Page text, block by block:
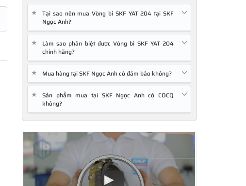
★
Tại sao nên mua Vòng bi SKF YAT 204 tại SKF
Ngọc Anh?
★
Làm sao phân biệt được Vòng bi SKF YAT 204
chính hãng?
★ Mua hàng tại SKF Ngọc Anh có đảm bảo không?
★
Sản phẩm mua tại SKF Ngọc Anh có COCQ
không?